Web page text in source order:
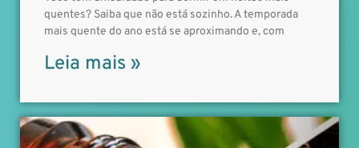
quentes? Saiba que não está sozinho. A temporada
mais quente do ano está se aproximando e, com
Leia mais »